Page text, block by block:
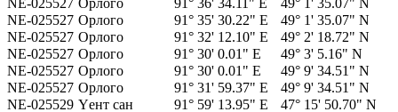
NE-025527 Орлого 91° 36' 34.11" E
49° 1' 35.07" N
NE-025527 Орлого 91° 35' 30.22" E
49° 1' 35.07" N
NE-025527 Орлого 91° 32' 12.10" E
49° 2' 18.72" N
NE-025527 Орлого 91° 30' 0.01" E
49° 3' 5.16" N
NE-025527 Орлого 91° 30' 0.01" E
49° 9' 34.51" N
NE-025527 Орлого 91° 31' 59.37" E
49° 9' 34.51" N
NE-025529 Үент сан 91° 59' 13.95" E
47° 15' 50.70" N